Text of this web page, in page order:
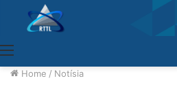
Home / Notísia